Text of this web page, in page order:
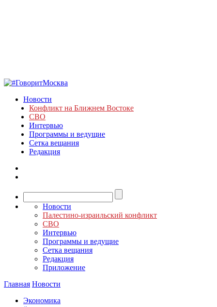
Новости
Конфликт на Ближнем Востоке
СВО
Интервью
Программы и ведущие
Сетка вещания
Редакция
Новости
Палестино-израильский конфликт
СВО
Интервью
Программы и ведущие
Сетка вещания
Редакция
Приложение
Главная Новости
Экономика